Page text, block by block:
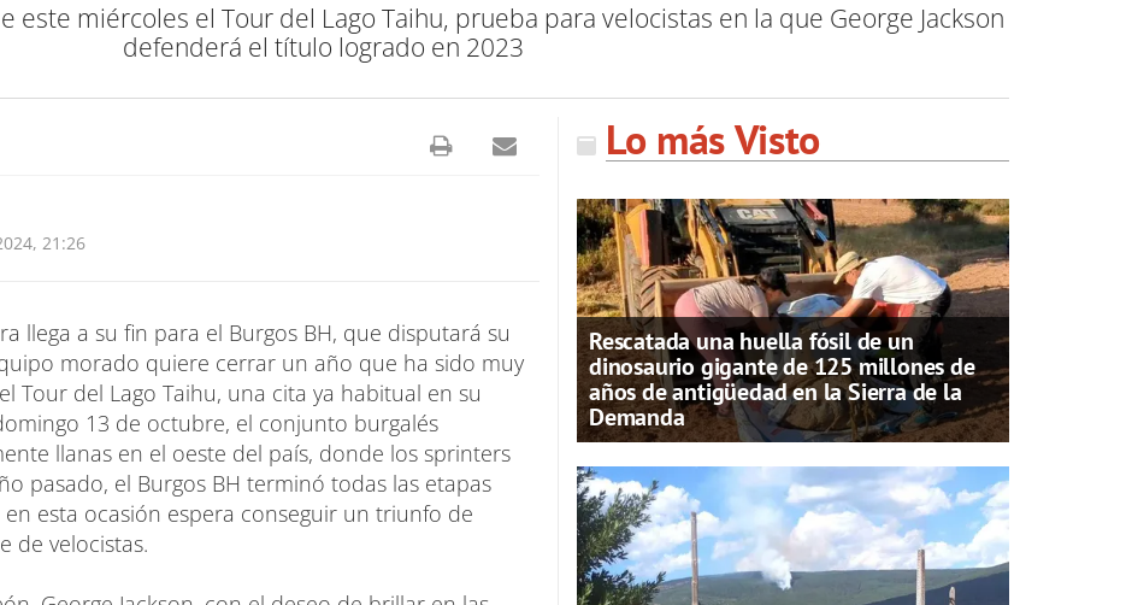
miércoles el Tour del Lago Taihu, prueba para velocistas en la que George Jackson
defenderá el título logrado en 2023
21:26
llega a su fin para el Burgos BH, que disputará su
morado quiere cerrar un año que ha sido muy
Tour del Lago Taihu, una cita ya habitual en su
13 de octubre, el conjunto burgalés
llanas en el oeste del país, donde los sprinters
pasado, el Burgos BH terminó todas las etapas
esta ocasión espera conseguir un triunfo de
de velocistas.
Lo más Visto
Rescatada una huella fósil de un
dinosaurio gigante de 125 millones de
años de antigüedad en la Sierra de la
Demanda